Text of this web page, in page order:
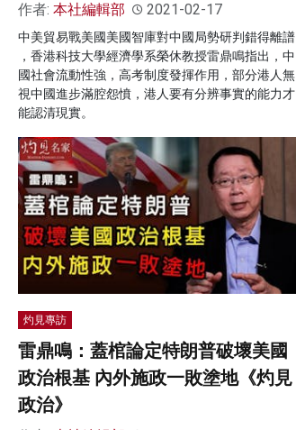
作者: 本社編輯部 2021-02-17
中美貿易戰美國美國智庫對中國局勢研判錯得離譜
，香港科技大學經濟學系榮休教授雷鼎鳴指出，中
國社會流動性強，高考制度發揮作用，部分港人無
視中國進步滿腔怨憤，港人要有分辨事實的能力才
能認清現實。
灼見專訪
雷鼎鳴：蓋棺論定特朗普破壞美國
政治根基 內外施政一敗塗地《灼見
政治》